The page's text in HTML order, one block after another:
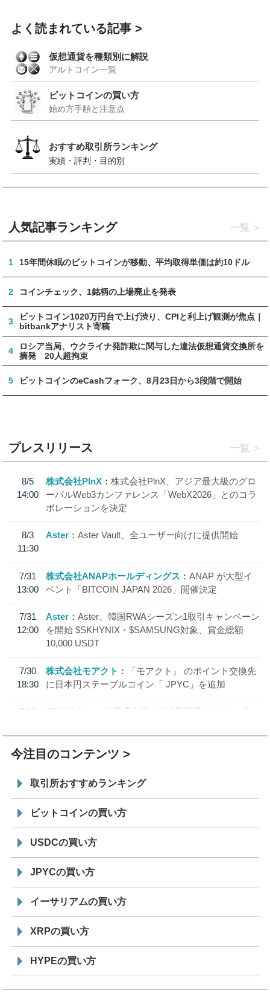
よく読まれている記事
仮想通貨を種類別に解説
アルトコイン一覧
ビットコインの買い方
始め方手順と注意点
おすすめ取引所ランキング
実績・評判・目的別
人気記事ランキング 一覧
1 15年間休眠のビットコインが移動、平均取得単価は約10ドル
2 コインチェック、1銘柄の上場廃止を発表
3
ビットコイン1020万円台で上げ渋り、CPIと利上げ観測が焦点｜
bitbankアナリスト寄稿
4
ロシア当局、ウクライナ発詐欺に関与した違法仮想通貨交換所を
摘発 20人超拘束
5 ビットコインのeCashフォーク、8月23日から3段階で開始
プレスリリース 一覧
8/5
14:00
株式会社PlnX
株式会社PlnX、アジア最大級のグロ
ーバルWeb3カンファレンス「WebX2026」とのコラ
ボレーションを決定
8/3
11:30
Aster Aster Vault、全ユーザー向けに提供開始
7/31
13:00
株式会社ANAPホールディングス
ANAP が大型イ
ベント「BITCOIN JAPAN 2026」開催決定
7/31
12:00
Aster
Aster、韓国RWAシーズン1取引キャンペーン
を開始 $SKHYNIX・$SAMSUNG対象、賞金総額
10,000 USDT
7/30
18:30
株式会社モアクト
「モアクト」 のポイント交換先
に日本円ステーブルコイン「 JPYC」を追加
7/29
SBI VCトレード株式会社
信託型円建てステーブル
今注目のコンテンツ
取引所おすすめランキング
ビットコインの買い方
USDCの買い方
JPYCの買い方
イーサリアムの買い方
XRPの買い方
HYPEの買い方